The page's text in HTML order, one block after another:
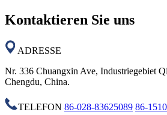
Kontaktieren Sie uns
ADRESSE
Nr. 336 Chuangxin Ave, Industriegebiet
Chengdu, China.
TELEFON 86-028-83625089 86-